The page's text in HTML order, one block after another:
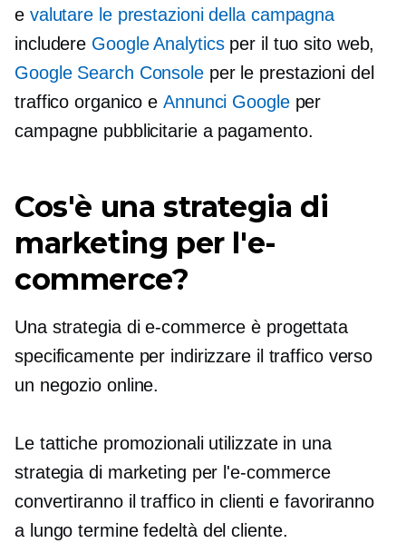
e valutare le prestazioni della campagna
includere Google Analyticsper il tuo sito web,
Google Search Consoleper le prestazioni del
traffico organico e Annunci Googleper
campagne pubblicitarie a pagamento.
Cos'è una strategia di
marketing per l'e-
commerce?
Una strategia di e-commerce è progettata
specificamente per indirizzare il traffico verso
un negozio online.
Le tattiche promozionali utilizzate in una
strategia di marketing per l'e-commerce
convertiranno il traffico in clienti e favoriranno
a lungo terminefedeltà del cliente.